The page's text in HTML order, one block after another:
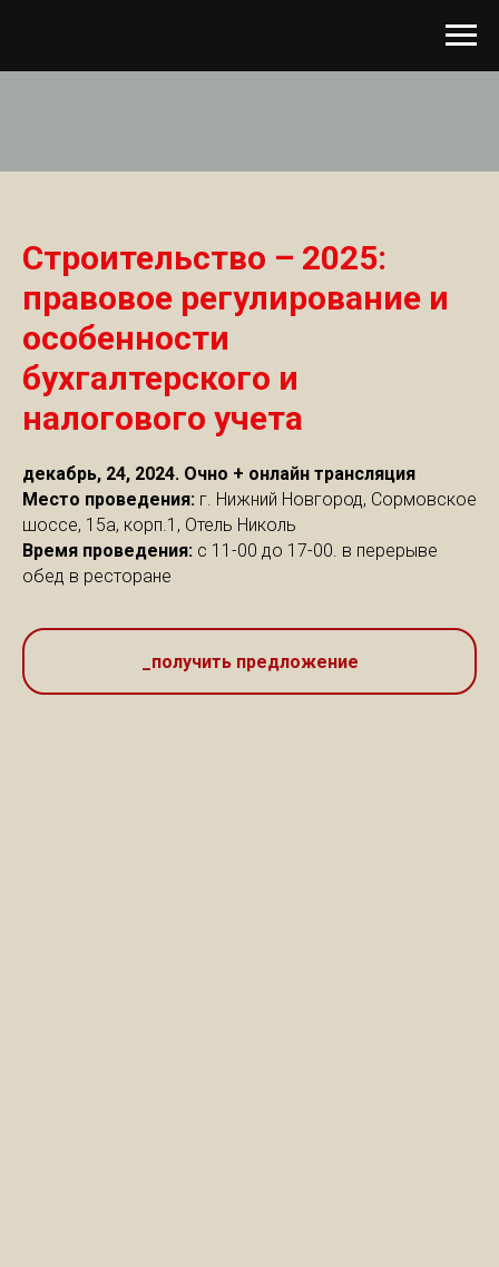
Строительство – 2025:
правовое регулирование и
особенности
бухгалтерского и
налогового учета
декабрь, 24, 2024. Очно + онлайн трансляция
Место проведения: г. Нижний Новгород, Сормовское
шоссе, 15а, корп.1, Отель Николь
Время проведения: с 11-00 до 17-00. в перерыве
обед в ресторане
_получить предложение